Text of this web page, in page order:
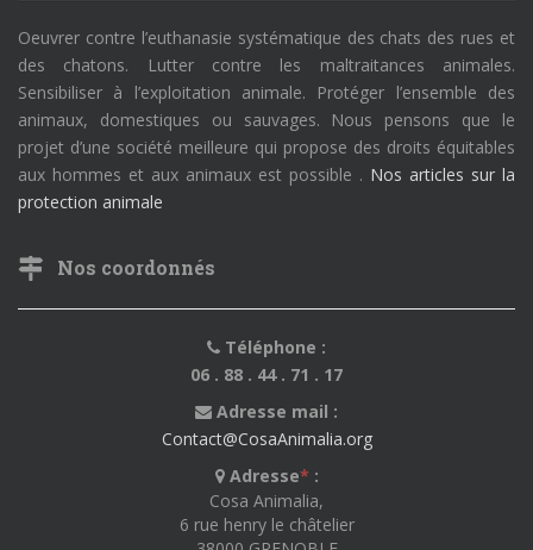
Oeuvrer contre l’euthanasie systématique des chats des rues et
des chatons. Lutter contre les maltraitances animales.
Sensibiliser à l’exploitation animale. Protéger l’ensemble des
animaux, domestiques ou sauvages. Nous pensons que le
projet d’une société meilleure qui propose des droits équitables
aux hommes et aux animaux est possible . Nos articles sur la
protection animale
Nos coordonnés
Téléphone :
06 . 88 . 44 . 71 . 17
Adresse mail :
Contact@CosaAnimalia.org
Adresse* :
Cosa Animalia,
6 rue henry le châtelier